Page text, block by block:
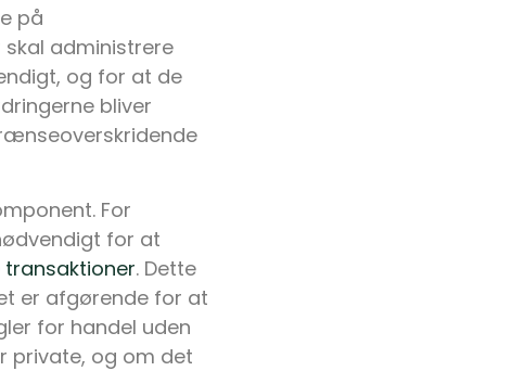
på
administrere
og for at de
bliver
For
for at
transaktioner. Dette
er afgørende for at
for handel uden
private, og om det